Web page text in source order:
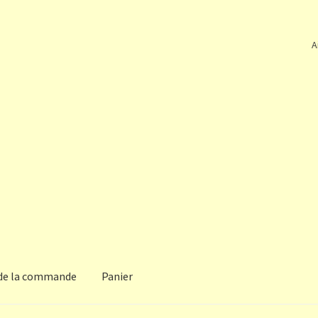
la commande Panier